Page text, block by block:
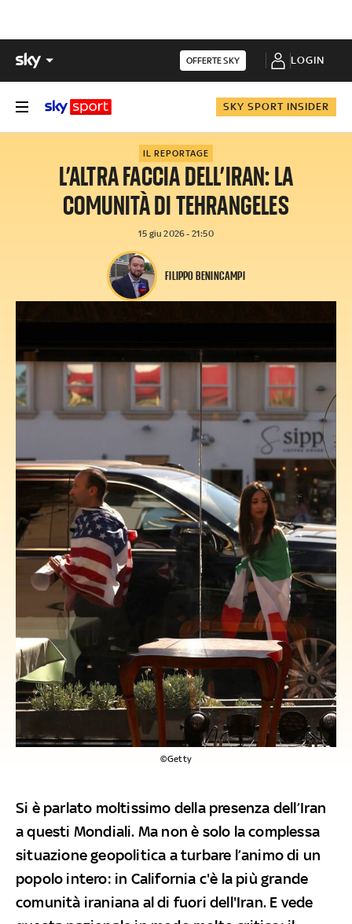
OFFERTE SKY LOGIN
SKY SPORT INSIDER
IL REPORTAGE
L’ALTRA FACCIA DELL’IRAN: LA
COMUNITÀ DI TEHRANGELES
15 giu 2026 - 21:50
FILIPPO BENINCAMPI
©Getty
Si è parlato moltissimo della presenza dell’Iran
a questi Mondiali. Ma non è solo la complessa
situazione geopolitica a turbare l’animo di un
popolo intero: in California c'è la più grande
comunità iraniana al di fuori dell'Iran. E vede